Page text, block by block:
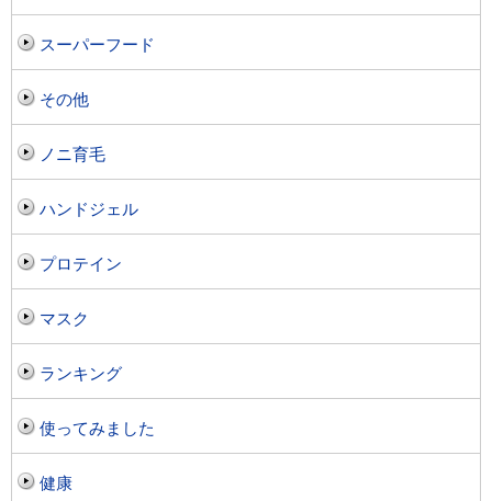
スーパーフード
その他
ノニ育毛
ハンドジェル
プロテイン
マスク
ランキング
使ってみました
健康